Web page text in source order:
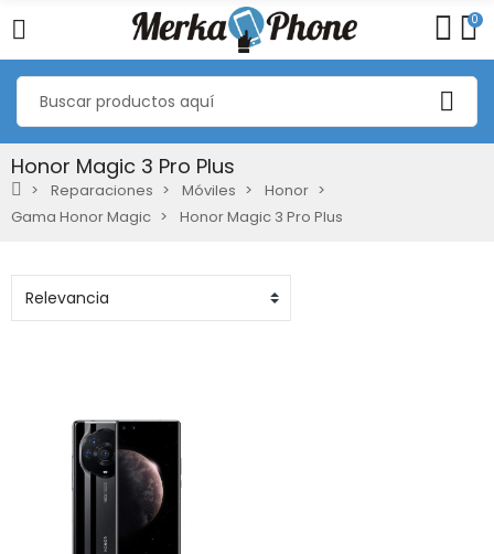
0
Honor Magic 3 Pro Plus
Reparaciones Móviles
Honor
Gama Honor Magic
Honor Magic 3 Pro Plus